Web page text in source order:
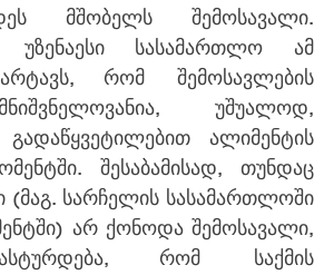
მშობელს შემოსავალი.
უზენაესი სასამართლო ამ
რომ შემოსავლების
უშუალოდ,
ალიმენტის
შესაბამისად, თუნდაც
(მაგ. სარჩელის სასამართლოში
არ ქონოდა შემოსავალი,
რომ საქმის